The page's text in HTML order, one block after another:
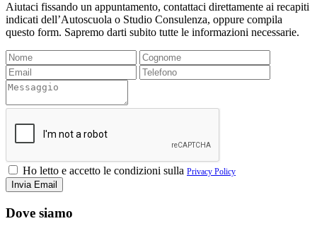
Aiutaci fissando un appuntamento, contattaci direttamente ai recapiti
indicati dell’Autoscuola o Studio Consulenza, oppure compila
questo form. Sapremo darti subito tutte le informazioni necessarie.
Ho letto e accetto le condizioni sulla Privacy Policy
Dove siamo